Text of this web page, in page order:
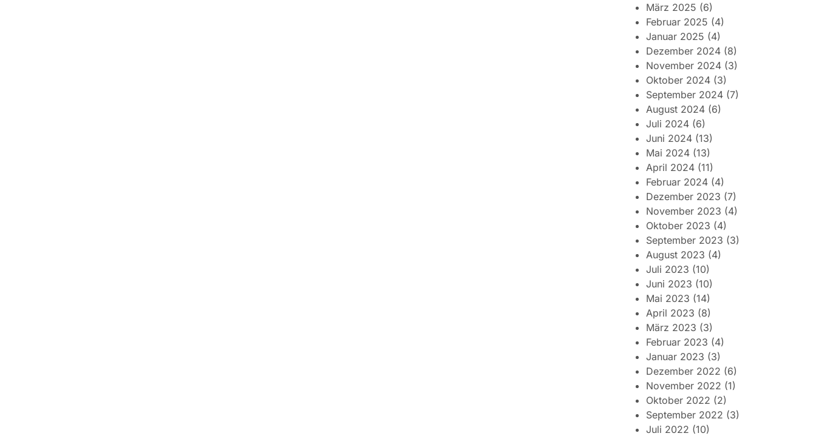
März 2025 (6)
Februar 2025 (4)
Januar 2025 (4)
Dezember 2024 (8)
November 2024 (3)
Oktober 2024 (3)
September 2024 (7)
August 2024 (6)
Juli 2024 (6)
Juni 2024 (13)
Mai 2024 (13)
April 2024 (11)
Februar 2024 (4)
Dezember 2023 (7)
November 2023 (4)
Oktober 2023 (4)
September 2023 (3)
August 2023 (4)
Juli 2023 (10)
Juni 2023 (10)
Mai 2023 (14)
April 2023 (8)
März 2023 (3)
Februar 2023 (4)
Januar 2023 (3)
Dezember 2022 (6)
November 2022 (1)
Oktober 2022 (2)
September 2022 (3)
Juli 2022 (10)